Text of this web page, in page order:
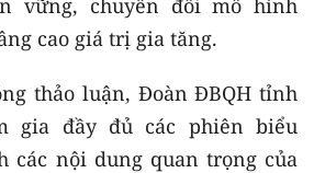
cao giá trị gia tăng.
thảo luận, Đoàn ĐBQH tỉnh
gia đầy đủ các phiên biểu
các nội dung quan trọng của